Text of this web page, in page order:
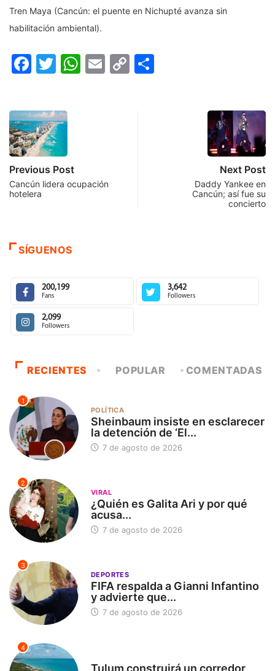
Tren Maya (Cancún: el puente en Nichupté avanza sin
habilitación ambiental).
Facebook
Twitter
WhatsApp
Email
Copy
Previous Post
Cancún lidera ocupación
hotelera
Next Post
Daddy Yankee en
Cancún; así fue su
concierto
SÍGUENOS
200,199
Fans
3,642
Followers
2,099
Followers
RECIENTES POPULAR COMENTADAS
1
POLÍTICA
Sheinbaum insiste en esclarecer
la detención de ‘El...
7 de agosto de 2026
2
VIRAL
¿Quién es Galita Ari y por qué
acusa...
7 de agosto de 2026
3
DEPORTES
FIFA respalda a Gianni Infantino
y advierte que...
7 de agosto de 2026
4
Tulum construirá un corredor